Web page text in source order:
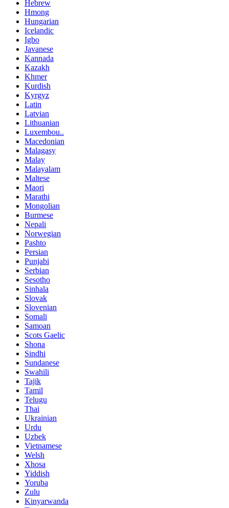
Hebrew
Hmong
Hungarian
Icelandic
Igbo
Javanese
Kannada
Kazakh
Khmer
Kurdish
Kyrgyz
Latin
Latvian
Lithuanian
Luxembou..
Macedonian
Malagasy
Malay
Malayalam
Maltese
Maori
Marathi
Mongolian
Burmese
Nepali
Norwegian
Pashto
Persian
Punjabi
Serbian
Sesotho
Sinhala
Slovak
Slovenian
Somali
Samoan
Scots Gaelic
Shona
Sindhi
Sundanese
Swahili
Tajik
Tamil
Telugu
Thai
Ukrainian
Urdu
Uzbek
Vietnamese
Welsh
Xhosa
Yiddish
Yoruba
Zulu
Kinyarwanda